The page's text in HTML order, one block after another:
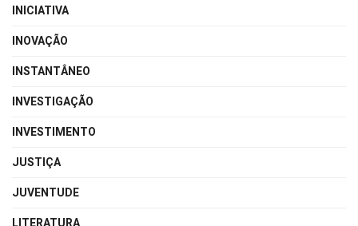
INICIATIVA
INOVAÇÃO
INSTANTÂNEO
INVESTIGAÇÃO
INVESTIMENTO
JUSTIÇA
JUVENTUDE